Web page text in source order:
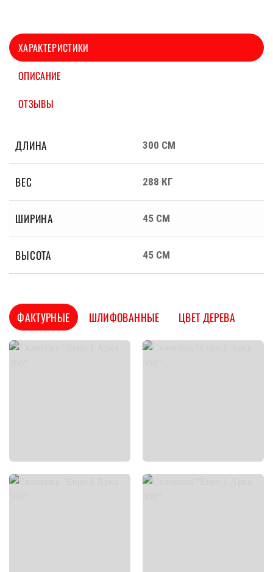
ХАРАКТЕРИСТИКИ
ОПИСАНИЕ
ОТЗЫВЫ
ДЛИНА 300 СМ
ВЕС 288 КГ
ШИРИНА 45 СМ
ВЫСОТА 45 СМ
ФАКТУРНЫЕ ШЛИФОВАННЫЕ ЦВЕТ ДЕРЕВА